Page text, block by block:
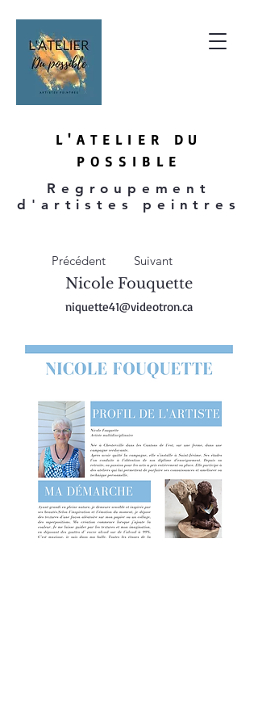
L'ATE LIER DU
P OSSIBLE
Regroupement
d'artistes peintres
Précédent Suivant
Nicole Fouquette
niquette41@videotron.ca